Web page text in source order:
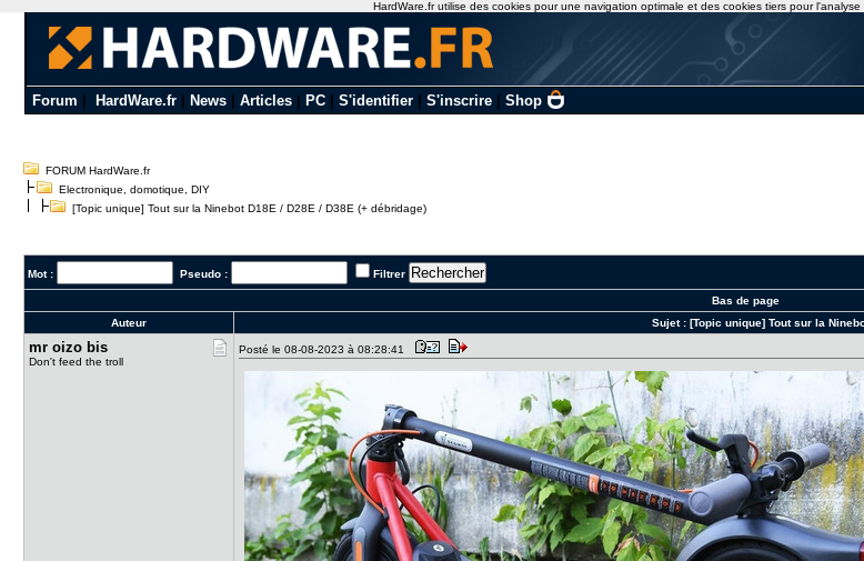
Forum HardWare.fr| News| Articles| PC| S'identifier| S'inscrire| Shop
FORUM HardWare.fr
Electronique, domotique, DIY
[Topic unique] Tout sur la Ninebot D18E / D28E / D38E (+ débridage)
Mot : Pseudo : Filtrer
Bas de page
Auteur
Sujet : [Topic unique] Tout sur la
mr oizo bi​s
Don't feed the troll
Posté le 08-08-2023 à 08:28:41
HardWare.fr utilise des cookies pour une navigation optimale et des cookies tiers pour